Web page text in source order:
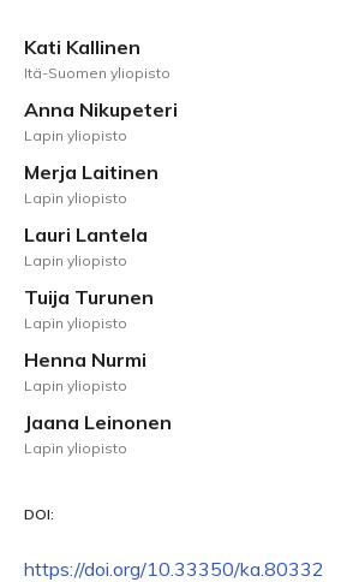
Kati Kallinen
Itä-Suomen yliopisto
Anna Nikupeteri
Lapin yliopisto
Merja Laitinen
Lapin yliopisto
Lauri Lantela
Lapin yliopisto
Tuija Turunen
Lapin yliopisto
Henna Nurmi
Lapin yliopisto
Jaana Leinonen
Lapin yliopisto
DOI:
https://doi.org/10.33350/ka.80332